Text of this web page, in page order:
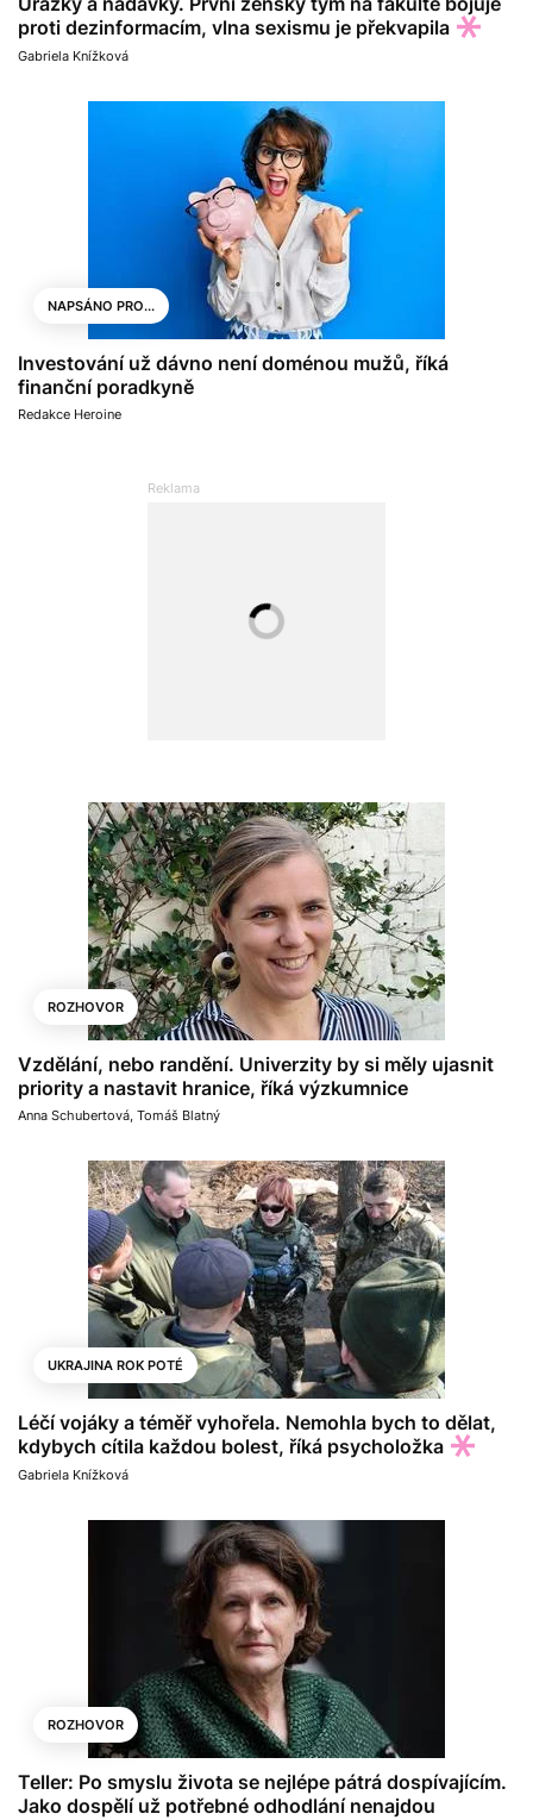
proti dezinformacím, vlna sexismu je překvapila
Gabriela Knížková
NAPSÁNO PRO...
Investování už dávno není doménou mužů, říká
finanční poradkyně
Redakce Heroine
ROZHOVOR
Vzdělání, nebo randění. Univerzity by si měly ujasnit
priority a nastavit hranice, říká výzkumnice
Anna Schubertová, Tomáš Blatný
UKRAJINA ROK POTÉ
Léčí vojáky a téměř vyhořela. Nemohla bych to dělat,
kdybych cítila každou bolest, říká psycholožka
Gabriela Knížková
ROZHOVOR
Teller: Po smyslu života se nejlépe pátrá dospívajícím.
Jako dospělí už potřebné odhodlání nenajdou